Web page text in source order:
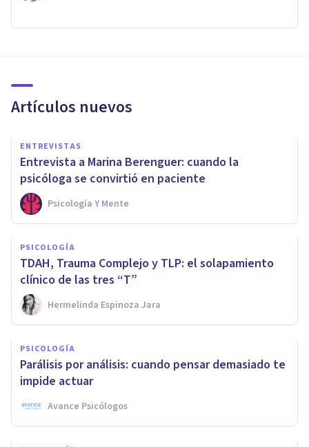
Artículos nuevos
ENTREVISTAS
Entrevista a Marina Berenguer: cuando la
psicóloga se convirtió en paciente
Psicología Y Mente
PSICOLOGÍA
TDAH, Trauma Complejo y TLP: el solapamiento
clínico de las tres “T”
Hermelinda Espinoza Jara
PSICOLOGÍA
Parálisis por análisis: cuando pensar demasiado te
impide actuar
Avance Psicólogos